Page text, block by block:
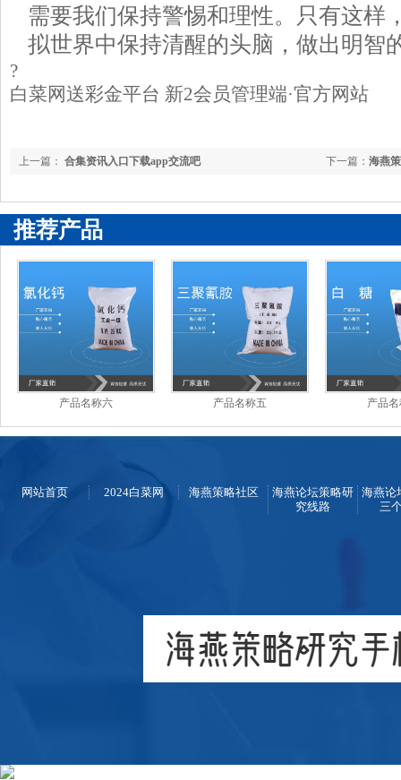
需要我们保持警惕和理性。只有这样
拟世界中保持清醒的头脑，做出明智
?
白菜网送彩金平台 新2会员管理端·官方网站
下一篇： 海燕
上一篇： 合集资讯入口下载app交流吧
推荐产品
产品名称六 产品名称五 产品
网站首页 2024白菜网 海燕策略社区
海燕论坛策略研
究线路
海燕论
三